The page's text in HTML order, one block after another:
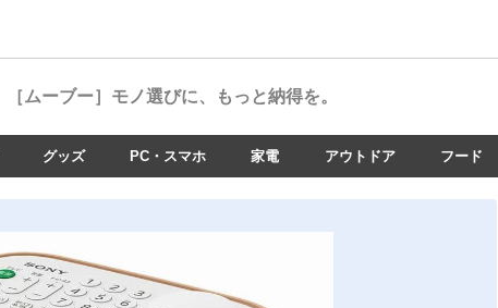
［ムーブー］ モノ選びに、もっと納得を。
グッズ PC・スマホ 家電 アウトドア フード